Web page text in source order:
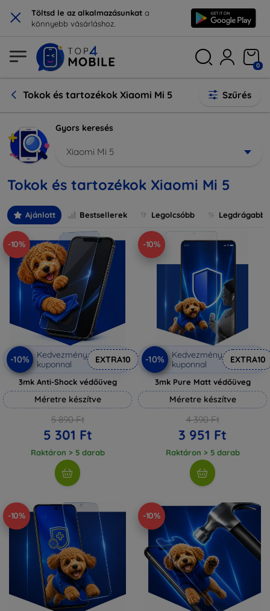
× Töltsd le az alkalmazásunkat a
könnyebb vásárláshoz.
0
Tokok és tartozékok Xiaomi Mi 5 Szűrés
Gyors keresés
Xiaomi Mi 5
Tokok és tartozékok Xiaomi Mi 5
Ajánlott Bestsellerek Legolcsóbb Legdrágabb
-10%
-10%
Kedvezmény
kuponnal
EXTRA10
3mk Anti-Shock védőüveg
Méretre készítve
5 890 Ft
5 301 Ft
Raktáron > 5 darab
-10%
-10%
Kedvezmény
kuponnal
EXTRA10
3mk Pure Matt védőüveg
Méretre készítve
4 390 Ft
3 951 Ft
Raktáron > 5 darab
-10% -10%